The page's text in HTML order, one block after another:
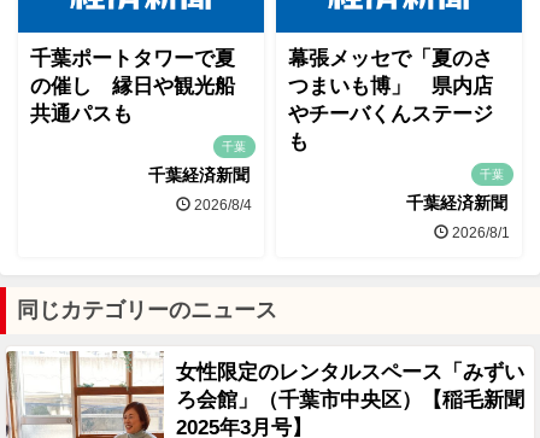
千葉ポートタワーで夏
の催し 縁日や観光船
共通パスも
千葉
千葉経済新聞
2026/8/4
幕張メッセで「夏のさ
つまいも博」 県内店
やチーバくんステージ
も
千葉
千葉経済新聞
2026/8/1
同じカテゴリーのニュース
女性限定のレンタルスペース「みずい
ろ会館」（千葉市中央区）【稲毛新聞
2025年3月号】